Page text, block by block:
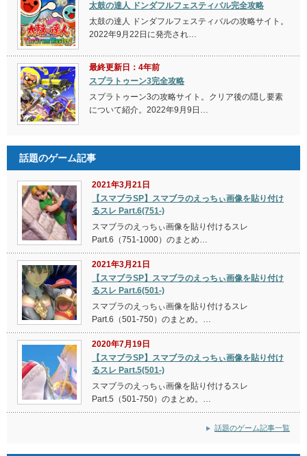
太鼓の達人 ドンダフルフェスティバル完全攻略
太鼓の達人 ドンダフルフェスティバルの攻略サイト。
2022年9月22日に発売され…
最終更新日：4年前
スプラトゥーン3完全攻略
スプラトゥーン3の攻略サイト。クリア後の隠し要素
について紹介。2022年9月9日…
話題のゲーム記事
2021年3月21日
【スマブラSP】スマブラのえっちぃ画像を貼り付け
るスレ Part.6(751-)
スマブラのえっちぃ画像を貼り付けるスレ
Part.6（751-1000）のまとめ…
2021年3月21日
【スマブラSP】スマブラのえっちぃ画像を貼り付け
るスレ Part.6(501-)
スマブラのえっちぃ画像を貼り付けるスレ
Part.6（501-750）のまとめ。…
2020年7月19日
【スマブラSP】スマブラのえっちぃ画像を貼り付け
るスレ Part.5(501-)
スマブラのえっちぃ画像を貼り付けるスレ
Part.5（501-750）のまとめ。…
話題のゲーム記事一覧